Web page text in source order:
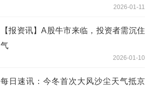
2026-01-11
【报资讯】A股牛市来临，投资者需沉住
气
2026-01-10
每日速讯：今冬首次大风沙尘天气抵京